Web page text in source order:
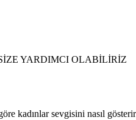
YARDIMCI OLABİLİRİZ
kadınlar sevgisini nasıl